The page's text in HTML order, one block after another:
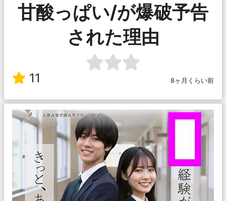
甘酸っぱい/が爆破予告
された理由
11 8ヶ月くらい前